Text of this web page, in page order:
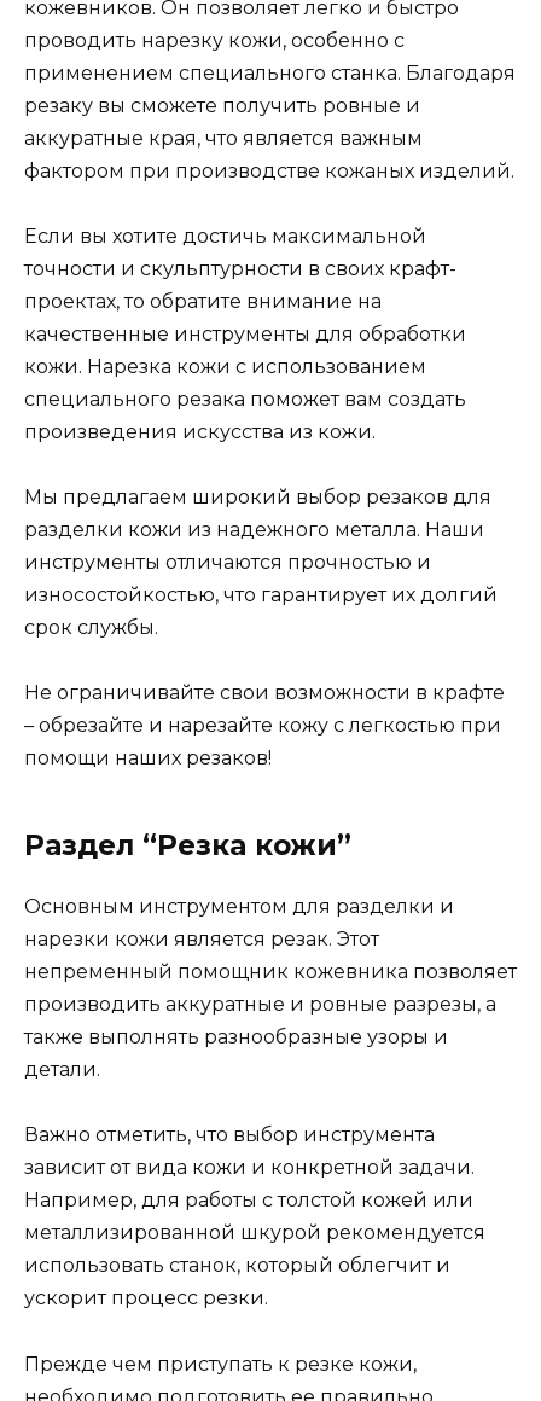
кожевников. Он позволяет легко и быстро
проводить нарезку кожи, особенно с
применением специального станка. Благодаря
резаку вы сможете получить ровные и
аккуратные края, что является важным
фактором при производстве кожаных изделий.
Если вы хотите достичь максимальной
точности и скульптурности в своих крафт-
проектах, то обратите внимание на
качественные инструменты для обработки
кожи. Нарезка кожи с использованием
специального резака поможет вам создать
произведения искусства из кожи.
Мы предлагаем широкий выбор резаков для
разделки кожи из надежного металла. Наши
инструменты отличаются прочностью и
износостойкостью, что гарантирует их долгий
срок службы.
Не ограничивайте свои возможности в крафте
– обрезайте и нарезайте кожу с легкостью при
помощи наших резаков!
Раздел “Резка кожи”
Основным инструментом для разделки и
нарезки кожи является резак. Этот
непременный помощник кожевника позволяет
производить аккуратные и ровные разрезы, а
также выполнять разнообразные узоры и
детали.
Важно отметить, что выбор инструмента
зависит от вида кожи и конкретной задачи.
Например, для работы с толстой кожей или
металлизированной шкурой рекомендуется
использовать станок, который облегчит и
ускорит процесс резки.
Прежде чем приступать к резке кожи,
необходимо подготовить ее правильно.